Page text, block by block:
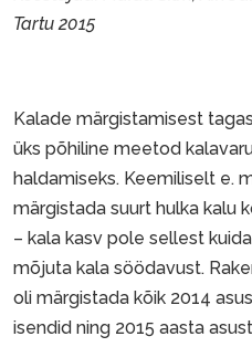
Tartu 2015
Kalade märgistamisest
üks põhiline meetod
haldamiseks. Keemiliselt e.
märgistada suurt hulka kalu
– kala kasv pole sellest
mõjuta kala söödavust.
oli märgistada kõik 2014
isendid ning 2015 aasta